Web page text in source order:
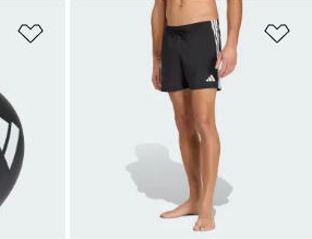
위시리스트 담기